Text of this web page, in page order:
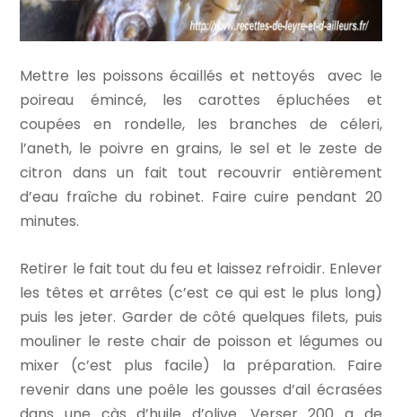
Mettre les poissons écaillés et nettoyés avec le
poireau émincé, les carottes épluchées et
coupées en rondelle, les branches de céleri,
l’aneth, le poivre en grains, le sel et le zeste de
citron dans un fait tout recouvrir entièrement
d’eau fraîche du robinet. Faire cuire pendant 20
minutes.
Retirer le fait tout du feu et laissez refroidir. Enlever
les têtes et arrêtes (c’est ce qui est le plus long)
puis les jeter. Garder de côté quelques filets, puis
mouliner le reste chair de poisson et légumes ou
mixer (c’est plus facile) la préparation. Faire
revenir dans une poêle les gousses d’ail écrasées